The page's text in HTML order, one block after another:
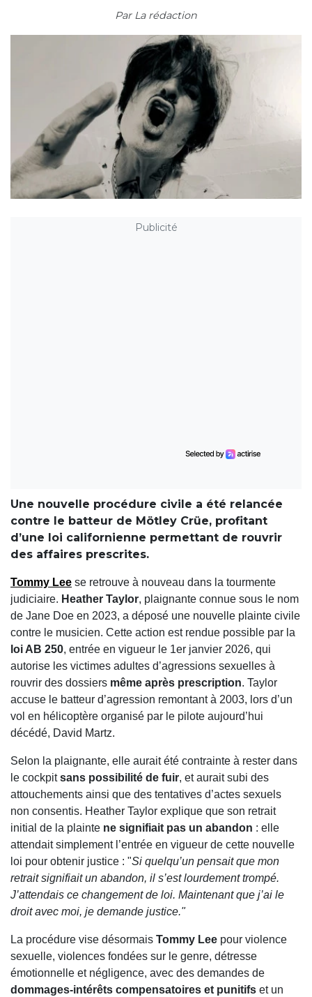
Par La rédaction
Publicité
Une nouvelle procédure civile a été relancée
contre le batteur de Mötley Crüe, profitant
d’une loi californienne permettant de rouvrir
des affaires prescrites.
Tommy Lee se retrouve à nouveau dans la tourmente
judiciaire. Heather Taylor, plaignante connue sous le nom
de Jane Doe en 2023, a déposé une nouvelle plainte civile
contre le musicien. Cette action est rendue possible par la
loi AB 250, entrée en vigueur le 1er janvier 2026, qui
autorise les victimes adultes d’agressions sexuelles à
rouvrir des dossiers même après prescription. Taylor
accuse le batteur d’agression remontant à 2003, lors d’un
vol en hélicoptère organisé par le pilote aujourd’hui
décédé, David Martz.
Selon la plaignante, elle aurait été contrainte à rester dans
le cockpitsans possibilité de fuir, et aurait subi des
attouchements ainsi que des tentatives d’actes sexuels
non consentis. Heather Taylor explique que son retrait
initial de la plainte ne signifiait pas un abandon : elle
attendait simplement l’entrée en vigueur de cette nouvelle
loi pour obtenir justice : "Si quelqu’un pensait que mon
retrait signifiait un abandon, il s’est lourdement trompé.
J’attendais ce changement de loi. Maintenant que j’ai le
droit avec moi, je demande justice."
La procédure vise désormais Tommy Lee pour violence
sexuelle, violences fondées sur le genre, détresse
émotionnelle et négligence, avec des demandes de
dommages-intérêts compensatoires et punitifs et un